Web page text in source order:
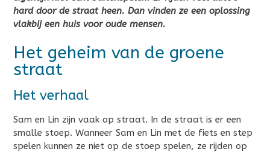
hard door de straat heen. Dan vinden ze een oplossing
vlakbij een huis voor oude mensen.
Het geheim van de groene
straat
Het verhaal
Sam en Lin zijn vaak op straat. In de straat is er een
smalle stoep. Wanneer Sam en Lin met de fiets en step
spelen kunnen ze niet op de stoep spelen, ze rijden op